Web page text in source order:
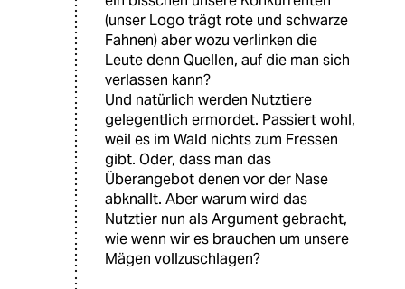
(unser Logo trägt rote und schwarze
Fahnen) aber wozu verlinken die
Leute denn Quellen, auf die man sich
verlassen kann?
Und natürlich werden Nutztiere
gelegentlich ermordet. Passiert wohl,
weil es im Wald nichts zum Fressen
gibt. Oder, dass man das
Überangebot denen vor der Nase
abknallt. Aber warum wird das
Nutztier nun als Argument gebracht,
wie wenn wir es brauchen um unsere
Mägen vollzuschlagen?